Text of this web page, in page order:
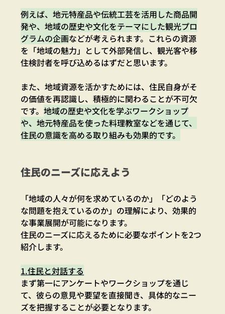
例えば、地元特産品や伝統工芸を活用した商品開
発や、地域の歴史や文化をテーマにした観光プロ
グラムの企画などが考えられます。これらの資源
を「地域の魅力」として外部発信し、観光客や移
住検討者を呼び込めるはずだと思います。
また、地域資源を活かすためには、住民自身がそ
の価値を再認識し、積極的に関わることが不可欠
です。地域の歴史や文化を学ぶワークショップ
や、地元特産品を使った料理教室などを通じて、
住民の意識を高める取り組みも効果的です。
住民のニーズに応えよう
「地域の人々が何を求めているのか」「どのよう
な問題を抱えているのか」の理解により、効果的
な事業展開が可能になります。
住民のニーズに応えるために必要なポイントを2つ
紹介します。
1.住民と対話する
まず第一にアンケートやワークショップを通じ
て、彼らの意見や要望を直接聞き、具体的なニー
ズを把握することが必要となります。